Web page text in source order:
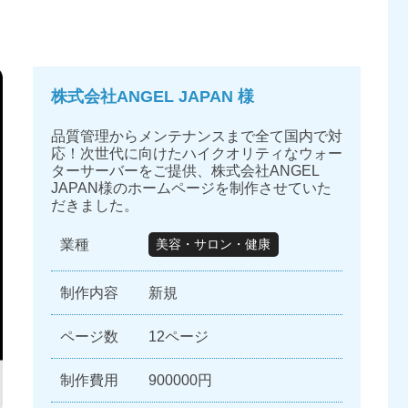
株式会社ANGEL JAPAN 様
品質管理からメンテナンスまで全て国内で対
応！次世代に向けたハイクオリティなウォー
ターサーバーをご提供、株式会社ANGEL
JAPAN様のホームページを制作させていた
だきました。
業種 美容・サロン・健康
制作内容 新規
ページ数 12ページ
制作費用 900000円